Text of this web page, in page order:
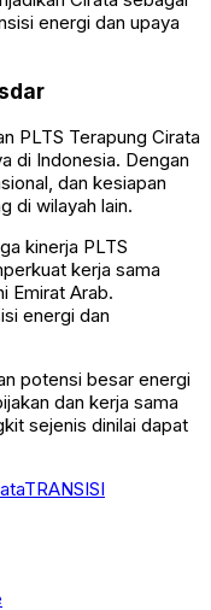
energi dan upaya
PLTS Terapung Cirata
di Indonesia. Dengan
dan kesiapan
di wilayah lain.
kinerja PLTS
kerja sama
Emirat Arab.
energi dan
potensi besar energi
dan kerja sama
sejenis dinilai dapat
TRANSISI